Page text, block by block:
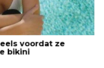
voordat ze
bikini